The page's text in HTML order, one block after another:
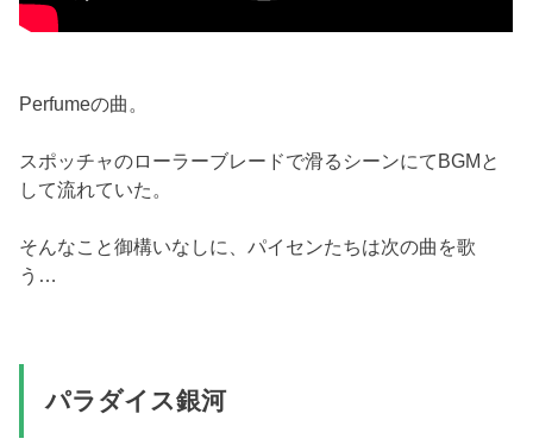
Perfumeの曲。
スポッチャのローラーブレードで滑るシーンにてBGMと
して流れていた。
そんなこと御構いなしに、パイセンたちは次の曲を歌
う…
パラダイス銀河